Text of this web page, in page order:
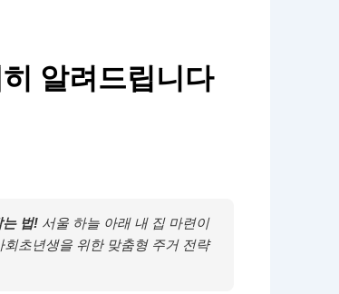
알려드립니다
는 법! 서울 하늘 아래 내 집 마련이
초년생을 위한 맞춤형 주거 전략